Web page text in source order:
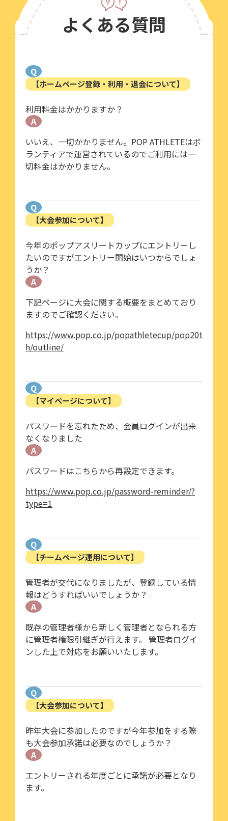
よくある質問
Q
【ホームページ登録・利用・退会について】
利用料金はかかりますか？
A
いいえ、一切かかりません。POP ATHLETEはボ
ランティアで運営されているのでご利用には一
切料金はかかりません。
Q
【大会参加について】
今年のポップアスリートカップにエントリーし
たいのですがエントリー開始はいつからでしょ
うか？
A
下記ページに大会に関する概要をまとめており
ますのでご確認ください。
https://www.pop.co.jp/popathletecup/pop20t
h/outline/
Q
【マイページについて】
パスワードを忘れたため、会員ログインが出来
なくなりました
A
パスワードはこちらから再設定できます。
https://www.pop.co.jp/password-reminder/?
type=1
Q
【チームページ運用について】
管理者が交代になりましたが、登録している情
報はどうすればいいでしょうか？
A
既存の管理者様から新しく管理者となられる方
に管理者権限引継ぎが行えます。 管理者ログイ
ンした上で対応をお願いいたします。
Q
【大会参加について】
昨年大会に参加したのですが今年参加をする際
も大会参加承諾は必要なのでしょうか？
A
エントリーされる年度ごとに承諾が必要となり
ます。